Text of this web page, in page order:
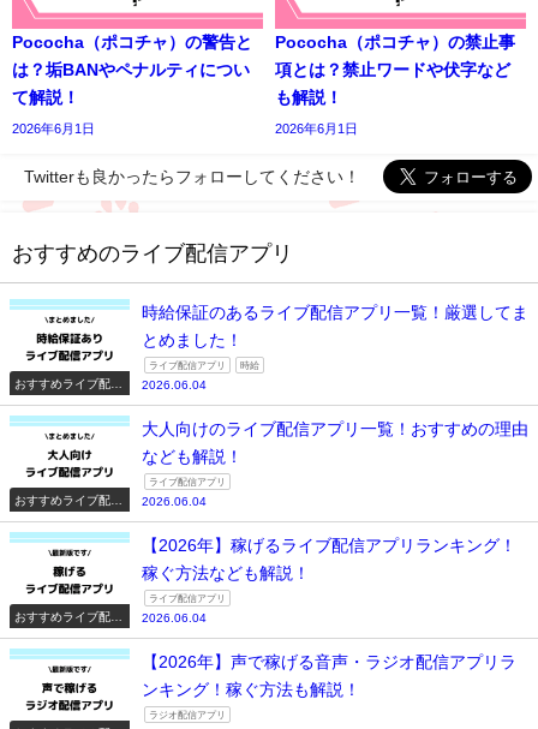
Pococha（ポコチャ）の警告と
は？垢BANやペナルティについ
て解説！
2026年6月1日
Pococha（ポコチャ）の禁止事
項とは？禁止ワードや伏字など
も解説！
2026年6月1日
Twitterも良かったらフォローしてください！
おすすめのライブ配信アプリ
おすすめライブ配信
時給保証のあるライブ配信アプリ一覧！厳選してま
とめました！
ライブ配信アプリ 時給
2026.06.04
おすすめライブ配信
大人向けのライブ配信アプリ一覧！おすすめの理由
なども解説！
ライブ配信アプリ
2026.06.04
おすすめライブ配信
【2026年】稼げるライブ配信アプリランキング！
稼ぐ方法なども解説！
ライブ配信アプリ
2026.06.04
【2026年】声で稼げる音声・ラジオ配信アプリラ
ンキング！稼ぐ方法も解説！
ラジオ配信アプリ